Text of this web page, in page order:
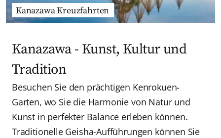
Kanazawa Kreuzfahrten
Kanazawa - Kunst, Kultur und
Tradition
Besuchen Sie den prächtigen Kenrokuen-
Garten, wo Sie die Harmonie von Natur und
Kunst in perfekter Balance erleben können.
Traditionelle Geisha-Aufführungen können Sie